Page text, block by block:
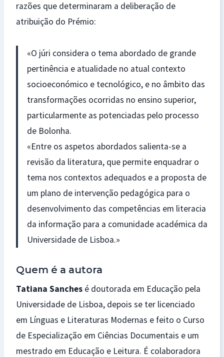
razões que determinaram a deliberação de
atribuição do Prémio:
«O júri considera o tema abordado de grande
pertinência e atualidade no atual contexto
socioeconómico e tecnológico, e no âmbito das
transformações ocorridas no ensino superior,
particularmente as potenciadas pelo processo
de Bolonha.
«Entre os aspetos abordados salienta-se a
revisão da literatura, que permite enquadrar o
tema nos contextos adequados e a proposta de
um plano de intervenção pedagógica para o
desenvolvimento das competências em literacia
da informação para a comunidade académica da
Universidade de Lisboa.»
Quem é a autora
Tatiana Sanches é doutorada em Educação pela
Universidade de Lisboa, depois se ter licenciado
em Línguas e Literaturas Modernas e feito o Curso
de Especialização em Ciências Documentais e um
mestrado em Educação e Leitura. É colaboradora